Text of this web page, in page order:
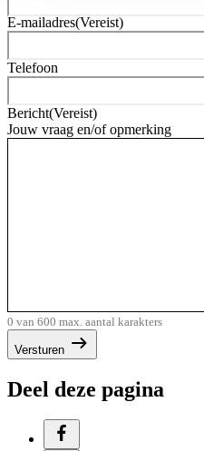
E-mailadres(Vereist)
Telefoon
Bericht(Vereist)
Jouw vraag en/of opmerking
0 van 600 max. aantal karakters
Versturen
Deel deze pagina